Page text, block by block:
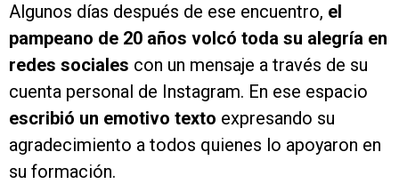
Algunos días después de ese encuentro, el
pampeano de 20 años volcó toda su alegría en
redes sociales con un mensaje a través de su
cuenta personal de Instagram. En ese espacio
escribió un emotivo texto expresando su
agradecimiento a todos quienes lo apoyaron en
su formación.